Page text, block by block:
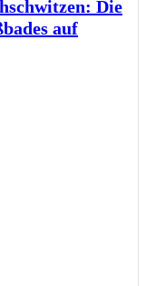
Die
auf